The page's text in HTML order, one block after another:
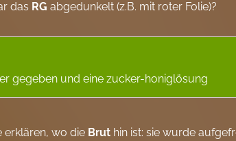
das RG abgedunkelt (z.B. mit roter Folie)?
gegeben und eine zucker-honiglösung
erklären, wo die Brut hin ist: sie wurde